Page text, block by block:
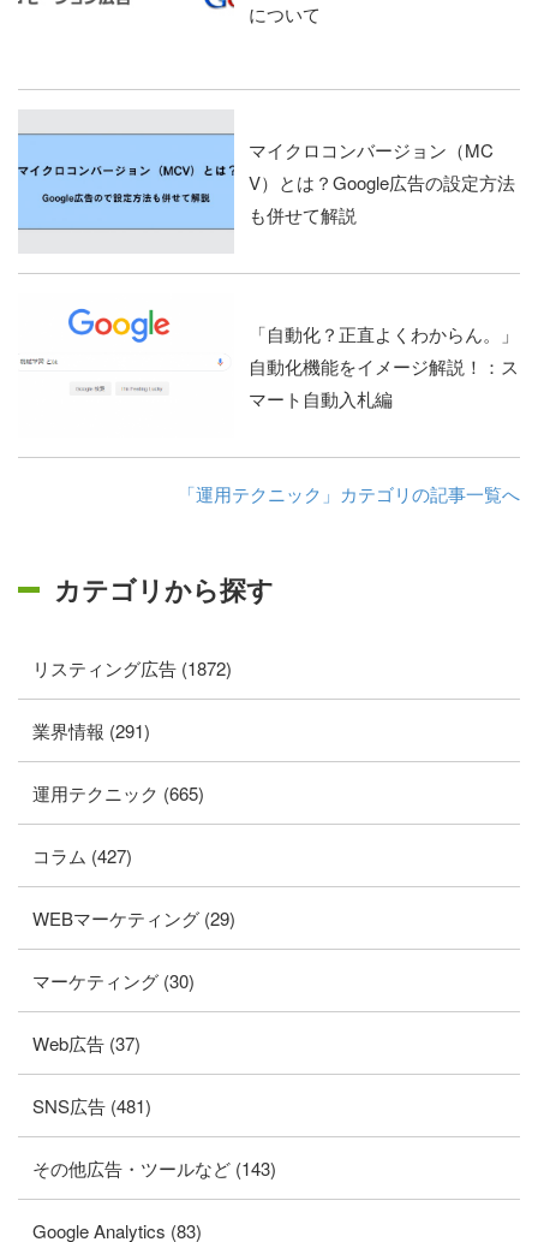
について
マイクロコンバージョン（MC
V）とは？Google広告の設定方法
も併せて解説
「自動化？正直よくわからん。」
自動化機能をイメージ解説！：ス
マート自動入札編
「運用テクニック」カテゴリの記事一覧へ
カテゴリから探す
リスティング広告 (1872)
業界情報 (291)
運用テクニック (665)
コラム (427)
WEBマーケティング (29)
マーケティング (30)
Web広告 (37)
SNS広告 (481)
その他広告・ツールなど (143)
Google Analytics (83)